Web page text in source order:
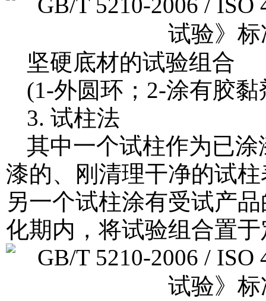
坚硬底材的试验组合
(1-外圆环；2-涂有胶
3. 试柱法
其中一个试柱作为已
漆的、刚清理干净的试
另一个试柱涂有受试产
化期内，将试验组合置